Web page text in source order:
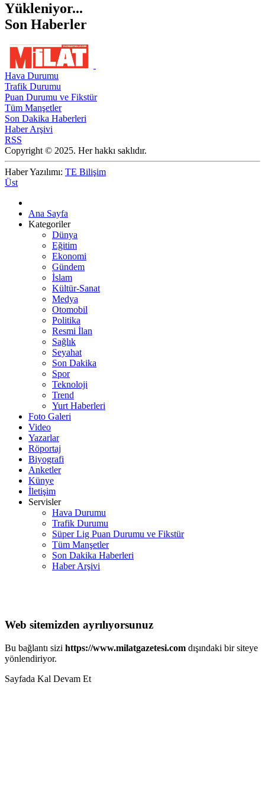
Yükleniyor...
Son Haberler
Hava Durumu
Trafik Durumu
Puan Durumu ve Fikstür
Tüm Manşetler
Son Dakika Haberleri
Haber Arşivi
RSS
Copyright © 2025. Her hakkı saklıdır.
Haber Yazılımı: TE Bilişim
Üst
Ana Sayfa
Kategoriler
Dünya
Eğitim
Ekonomi
Gündem
İslam
Kültür-Sanat
Medya
Otomobil
Politika
Resmi İlan
Sağlık
Seyahat
Son Dakika
Spor
Teknoloji
Trend
Yurt Haberleri
Foto Galeri
Video
Yazarlar
Röportaj
Biyografi
Anketler
Künye
İletişim
Servisler
Hava Durumu
Trafik Durumu
Süper Lig Puan Durumu ve Fikstür
Tüm Manşetler
Son Dakika Haberleri
Haber Arşivi
Web sitemizden ayrılıyorsunuz
Bu bağlantı sizi https://www.milatgazetesi.com dışındaki bir siteye
yönlendiriyor.
Sayfada Kal Devam Et